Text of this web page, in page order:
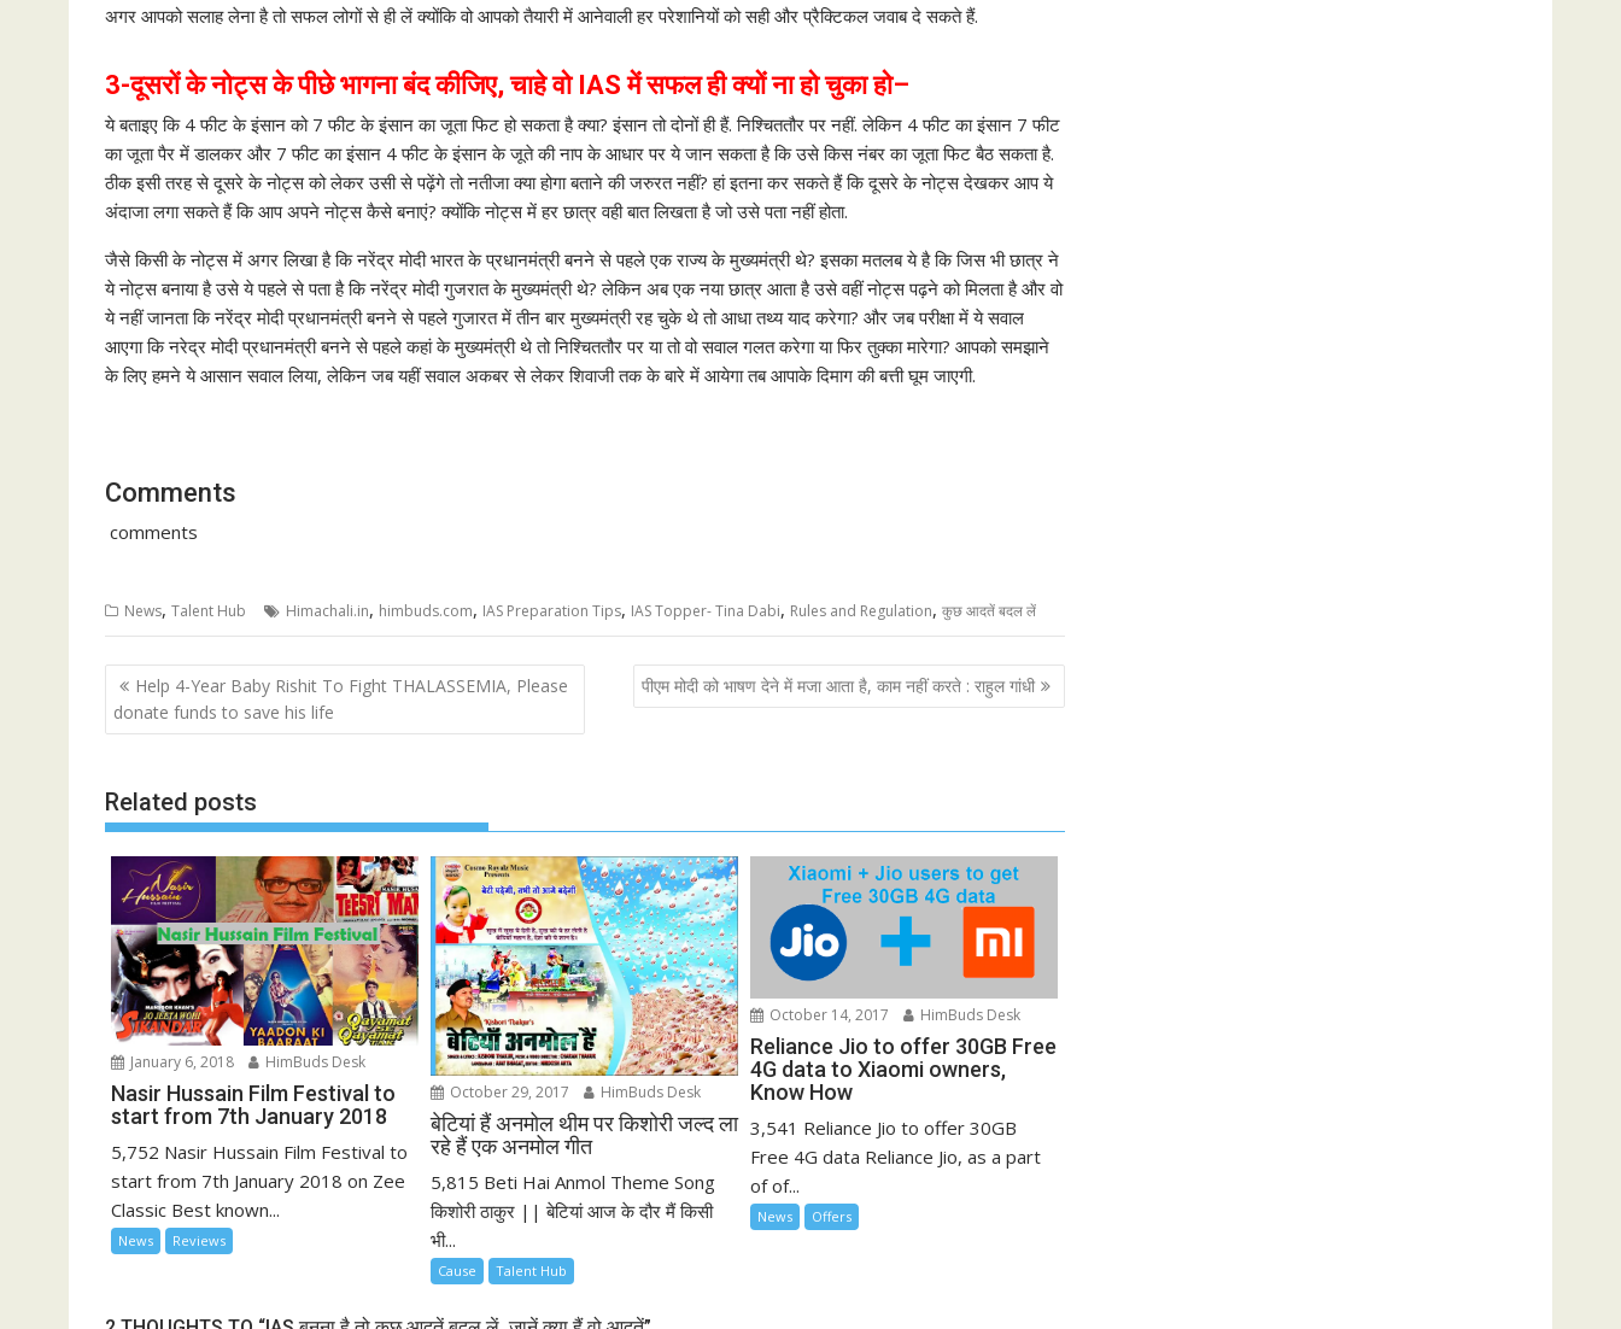
अगर आपको सलाह लेना है तो सफल लोगों से ही लें क्योंकि वो आपको तैयारी में आनेवाली हर परेशानियों को सही और प्रैक्टिकल जवाब दे सकते हैं.
3-दूसरों के नोट्स के पीछे भागना बंद कीजिए, चाहे वो IASमें सफल ही क्यों ना हो चुका हो–
ये बताइए कि 4 फीट के इंसान को 7 फीट के इंसान का जूता फिट हो सकता है क्या? इंसान तो दोनों ही हैं. निश्चिततौर पर नहीं. लेकिन 4 फीट का इंसान 7 फीट
का जूता पैर में डालकर और 7 फीट का इंसान 4 फीट के इंसान के जूते की नाप के आधार पर ये जान सकता है कि उसे किस नंबर का जूता फिट बैठ सकता है.
ठीक इसी तरह से दूसरे के नोट्स को लेकर उसी से पढ़ेंगे तो नतीजा क्या होगा बताने की जरुरत नहीं? हां इतना कर सकते हैं कि दूसरे के नोट्स देखकर आप ये
अंदाजा लगा सकते हैं कि आप अपने नोट्स कैसे बनाएं? क्योंकि नोट्स में हर छात्र वही बात लिखता है जो उसे पता नहीं होता.
जैसे किसी के नोट्स में अगर लिखा है कि नरेंद्र मोदी भारत के प्रधानमंत्री बनने से पहले एक राज्य के मुख्यमंत्री थे? इसका मतलब ये है कि जिस भी छात्र ने
ये नोट्स बनाया है उसे ये पहले से पता है कि नरेंद्र मोदी गुजरात के मुख्यमंत्री थे? लेकिन अब एक नया छात्र आता है उसे वहीं नोट्स पढ़ने को मिलता है और वो
ये नहीं जानता कि नरेंद्र मोदी प्रधानमंत्री बनने से पहले गुजारत में तीन बार मुख्यमंत्री रह चुके थे तो आधा तथ्य याद करेगा? और जब परीक्षा में ये सवाल
आएगा कि नरेद्र मोदी प्रधानमंत्री बनने से पहले कहां के मुख्यमंत्री थे तो निश्चिततौर पर या तो वो सवाल गलत करेगा या फिर तुक्का मारेगा? आपको समझाने
के लिए हमने ये आसान सवाल लिया, लेकिन जब यहीं सवाल अकबर से लेकर शिवाजी तक के बारे में आयेगा तब आपाके दिमाग की बत्ती घूम जाएगी.
Comments
comments
News, Talent Hub Himachali.in, himbuds.com, IAS Preparation Tips, IAS Topper- Tina Dabi, Rules and Regulation, कुछ आदतें बदल लें
Post
navigation
Help 4-Year Baby Rishit To Fight THALASSEMIA, Please
donate funds to save his life
पीएम मोदी को भाषण देने में मजा आता है, काम नहीं करते : राहुल गांधी
Related posts
January 6, 2018 HimBuds Desk
Nasir Hussain Film Festival to
start from 7th January 2018
5,752 Nasir Hussain Film Festival to
start from 7th January 2018 on Zee
Classic Best known...
News Reviews
October 29, 2017 HimBuds Desk
बेटियां हैं अनमोल थीम पर किशोरी जल्द ला
रहे हैं एक अनमोल गीत
5,815 Beti Hai Anmol Theme Song
किशोरी ठाकुर || बेटियां आज के दौर मैं किसी
भी...
Cause Talent Hub
October 14, 2017 HimBuds Desk
Reliance Jio to offer 30GB Free
4G data to Xiaomi owners,
Know How
3,541 Reliance Jio to offer 30GB
Free 4G data Reliance Jio, as a part
of of...
News Offers